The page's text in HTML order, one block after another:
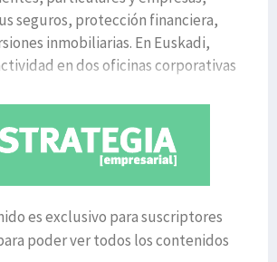
seguros, protección financiera,
inmobiliarias. En Euskadi,
en dos oficinas corporativas
es exclusivo para suscriptores
poder ver todos los contenidos